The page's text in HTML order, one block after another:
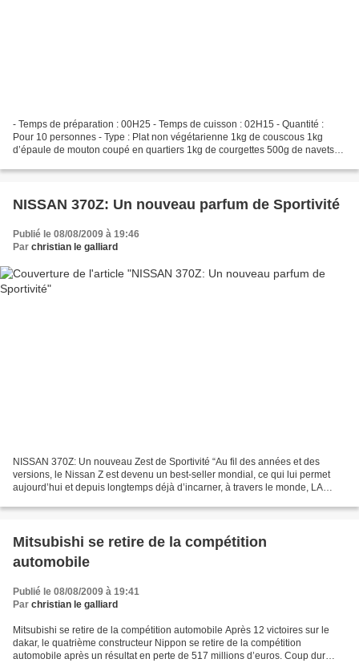
- Temps de préparation : 00H25 - Temps de cuisson : 02H15 - Quantité :
Pour 10 personnes - Type : Plat non végétarienne 1kg de couscous 1kg
d’épaule de mouton coupé en quartiers 1kg de courgettes 500g de navets
NISSAN 370Z: Un nouveau parfum de Sportivité
Publié le 08/08/2009 à 19:46
Par christian le galliard
NISSAN 370Z: Un nouveau Zest de Sportivité “Au fil des années et des
versions, le Nissan Z est devenu un best-seller mondial, ce qui lui permet
aujourd’hui et depuis longtemps déjà d’incarner, à travers le monde, LA
Mitsubishi se retire de la compétition
automobile
Publié le 08/08/2009 à 19:41
Par christian le galliard
Mitsubishi se retire de la compétition automobile Après 12 victoires sur le
dakar, le quatrième constructeur Nippon se retire de la compétition
automobile après un résultat en perte de 517 millions d’euros. Coup dur